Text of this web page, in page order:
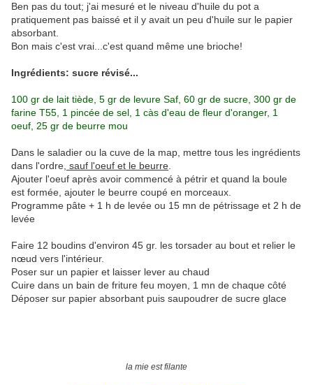
Ben pas du tout; j'ai mesuré et le niveau d'huile du pot a
pratiquement pas baissé et il y avait un peu d'huile sur le papier
absorbant.
Bon mais c'est vrai...c'est quand même une brioche!
Ingrédients: sucre révisé...
100 gr de lait tiède, 5 gr de levure Saf, 60 gr de sucre, 300 gr de
farine T55, 1 pincée de sel, 1 càs d'eau de fleur d'oranger, 1
oeuf, 25 gr de beurre mou
Dans le saladier ou la cuve de la map, mettre tous les ingrédients
dans l'ordre, sauf l'oeuf et le beurre
Ajouter l'oeuf après avoir commencé à pétrir et quand la boule
est formée, ajouter le beurre coupé en morceaux.
Programme pâte + 1 h de levée ou 15 mn de pétrissage et 2 h de
levée
Faire 12 boudins d'environ 45 gr. les torsader au bout et relier le
nœud vers l'intérieur.
Poser sur un papier et laisser lever au chaud
Cuire dans un bain de friture feu moyen, 1 mn de chaque côté
Déposer sur papier absorbant puis saupoudrer de sucre glace
la mie est filante